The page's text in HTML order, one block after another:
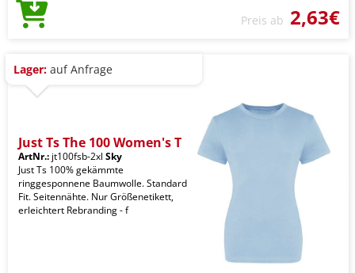
Preis ab 2,63€
Lager: auf Anfrage
Just Ts The 100 Women's T
ArtNr.: jt100fsb-2xl Sky
Just Ts 100% gekämmte
ringgesponnene Baumwolle. Standard
Fit. Seitennähte. Nur Größenetikett,
erleichtert Rebranding - f